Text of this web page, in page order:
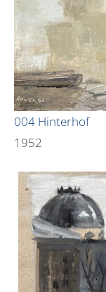
004 Hinterhof
1952